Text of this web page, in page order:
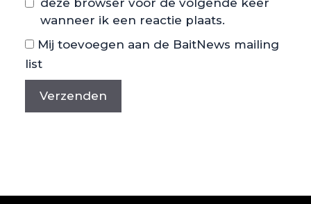
wanneer ik een reactie plaats.
Mij toevoegen aan de BaitNews mailing
list